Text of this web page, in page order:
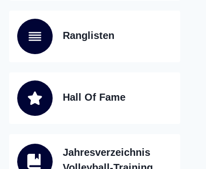
Ranglisten
Hall Of Fame
Jahresverzeichnis